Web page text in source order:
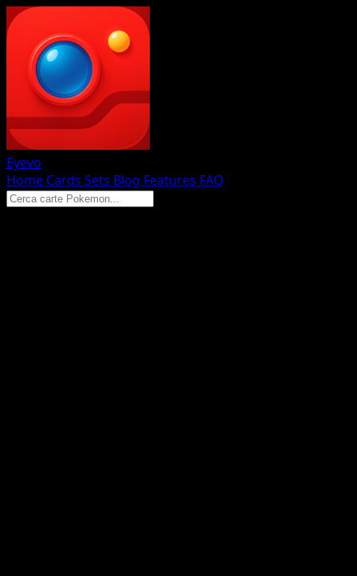
Eyevo
Home Cards Sets Blog Features FAQ